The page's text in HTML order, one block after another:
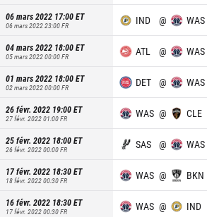
06 mars 2022 17:00ET
06 mars 2022 23:00FR IND @ WAS
04 mars 2022 18:00ET
05 mars 2022 00:00FR ATL @ WAS
01 mars 2022 18:00ET
02 mars 2022 00:00FR DET @ WAS
26 févr. 2022 19:00ET
27 févr. 2022 01:00FR WAS @ CLE
25 févr. 2022 18:00ET
26 févr. 2022 00:00FR SAS @ WAS
17 févr. 2022 18:30ET
18 févr. 2022 00:30FR WAS @ BKN
16 févr. 2022 18:30ET
17 févr. 2022 00:30FR WAS @ IND